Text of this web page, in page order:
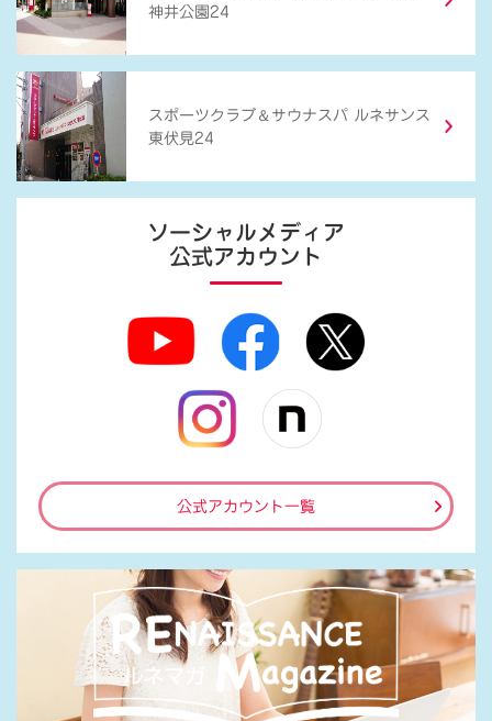
神井公園24
スポーツクラブ ＆ サウナスパ ルネサンス
東伏見24
ソーシャルメディア
公式アカウント
公式アカウント一覧